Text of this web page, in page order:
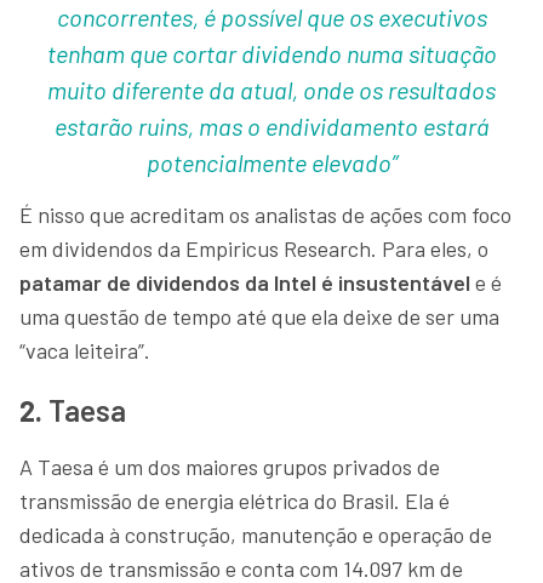
concorrentes, é possível que os executivos
tenham que cortar dividendo numa situação
muito diferente da atual, onde os resultados
estarão ruins, mas o endividamento estará
potencialmente elevado”
É nisso que acreditam os analistas de ações com foco
em dividendos da Empiricus Research. Para eles, o
patamar de dividendos da Intel é insustentável e é
uma questão de tempo até que ela deixe de ser uma
“vaca leiteira”.
2. Taesa
A Taesa é um dos maiores grupos privados de
transmissão de energia elétrica do Brasil. Ela é
dedicada à construção, manutenção e operação de
ativos de transmissão e conta com 14.097 km de